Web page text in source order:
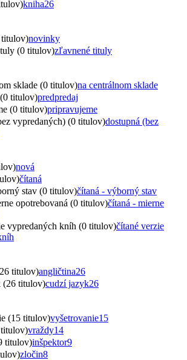
kniha26
novinky
(0 titulov)zľavnené tituly
sklade (0 titulov)na centrálnom sklade
titulov)predpredaj
(0 titulov)pripravujeme
vypredaných) (0 titulov)dostupná (bez
nová
čítaná
stav (0 titulov)čítaná - výborný stav
opotrebovaná (0 titulov)čítaná - mierne
vypredaných kníh (0 titulov)čítané verzie
titulov)angličtina26
(26 titulov)cudzí jazyk26
(15 titulov)vyšetrovanie15
vraždy14
titulov)inšpektor9
zločin8